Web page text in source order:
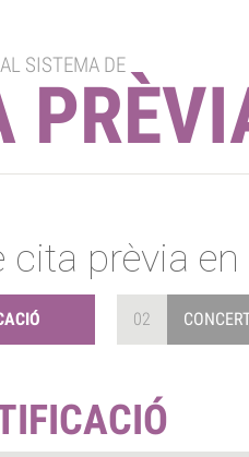
AL SISTEMA DE
cita prèvia
02